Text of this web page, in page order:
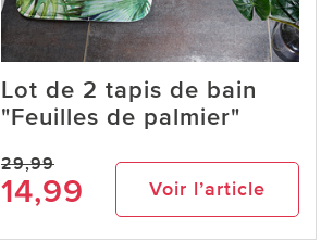
Lot de 2 tapis de bain
"Feuilles de palmier"
29,99
14,99 Voir l’article